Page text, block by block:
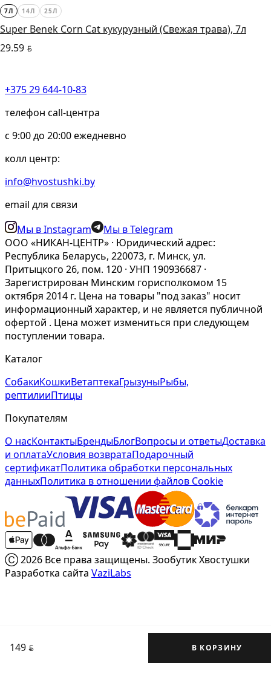
149 BYN В КОРЗИНУ
7Л 14Л 25Л
Super Benek Corn Cat кукурузный (Свежая трава), 7л
29.59 BYN
+375 29 644-10-83
телефон call-центра
c 9:00 до 20:00 ежедневно
колл центр:
info@hvostushki.by
email для связи
Мы в Instagram
Мы в Telegram
ООО «НИКАН-ЦЕНТР» · Юридический адрес:
Республика Беларусь, 220073, г. Минск, ул.
Притыцкого 26, пом. 120 · УНП 190936687 ·
Зарегистрирован Минским горисполкомом 15
октября 2014 г. Цена на товары "под заказ" носит
информационный характер, и не является публичной
офертой . Цена может измениться при следующем
поступлении товара.
Каталог
СобакиКошкиВетаптекаГрызуныРыбы,
рептилииПтицы
Покупателям
О насКонтактыБрендыБлогВопросы и ответыДоставка
и оплатаУсловия возвратаПодарочный
сертификатПолитика обработки персональных
данныхПолитика в отношении файлов Cookie
Ⓒ 2026 Все права защищены. Зообутик Хвостушки
Разработка сайта VaziLabs